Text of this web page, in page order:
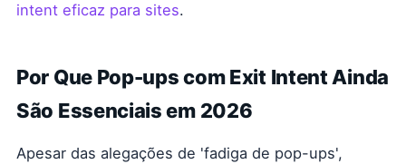
intent eficaz para sites.
Por Que Pop-ups com Exit Intent Ainda
São Essenciais em 2026
Apesar das alegações de 'fadiga de pop-ups',